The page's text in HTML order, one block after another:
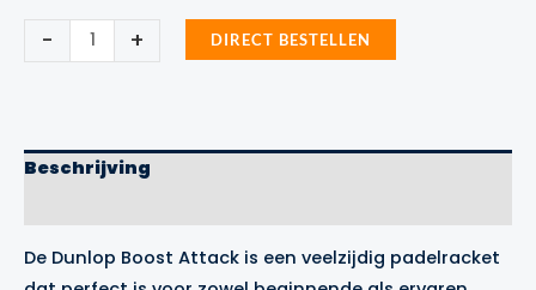
-
Dunlop
Boost
Attack
+ DIRECT BESTELLEN
Beschrijving
De Dunlop Boost Attack is een veelzijdig padelracket